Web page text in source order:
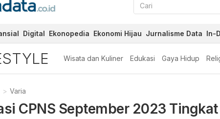
Digital Ekonopedia Ekonomi Hijau Jurnalisme Data In-
Wisata dan Kuliner Edukasi Gaya Hidup
Varia
CPNS September 2023